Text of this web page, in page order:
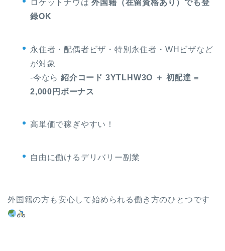
ロケットナウは外国籍（在留資格あり）でも登
録OK
永住者・配偶者ビザ・特別永住者・WHビザなど
が対象
-今なら 紹介コード 3YTLHW3O ＋ 初配達 =
2,000円ボーナス
高単価で稼ぎやすい！
自由に働けるデリバリー副業
外国籍の方も安心して始められる働き方のひとつです